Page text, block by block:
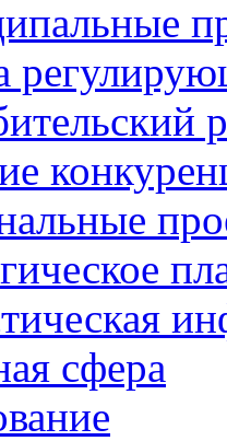
сфера